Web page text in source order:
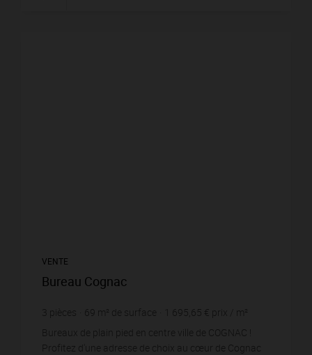
VENTE
Bureau Cognac
3 pièces 69 m² de surface 1 695,65 € prix / m²
Bureaux de plain pied en centre ville de COGNAC !
Profitez d'une adresse de choix au cœur de Cognac